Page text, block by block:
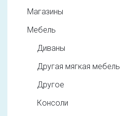
Магазины
Мебель
Диваны
Другая мягкая мебель
Другое
Консоли